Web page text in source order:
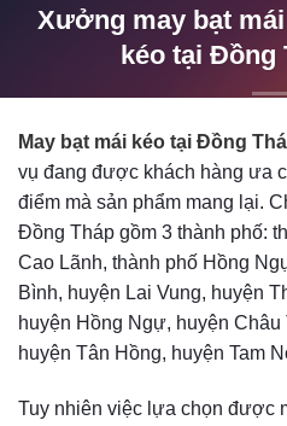
Xưởng may bạt
kéo tại Đồng
May bạt mái kéo tại Đồng
vụ đang được khách hàng ưa
điểm mà sản phẩm mang lại.
Đồng Tháp gồm 3 thành phố:
Cao Lãnh, thành phố Hồng
Bình, huyện Lai Vung, huyện
huyện Hồng Ngự, huyện
huyện Tân Hồng, huyện Tam
Tuy nhiên việc lựa chọn được